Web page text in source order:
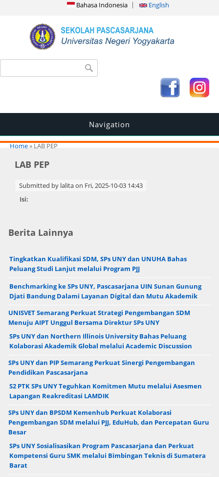
Bahasa Indonesia English
Search form
Navigation
You are here
Home» LAB PEP
LAB PEP
Submitted by lalitaon Fri, 2025-10-03 14:43
Isi:
Berita Lainnya
Tingkatkan Kualifikasi SDM, SPs UNY dan UNUHA Bahas
Peluang Studi Lanjut melalui Program PJJ
Benchmarking ke SPs UNY, Pascasarjana UIN Sunan Gunung
Djati Bandung Dalami Layanan Digital dan Mutu Akademik
UNISVET Semarang Perkuat Strategi Pengembangan SDM
Menuju AIPT Unggul Bersama Direktur SPs UNY
SPs UNY dan Northern Illinois University Bahas Peluang
Kolaborasi Akademik Global melalui Academic Discussion
SPs UNY dan PIP Semarang Perkuat Sinergi Pengembangan
Pendidikan Pascasarjana
S2 PTK SPs UNY Teguhkan Komitmen Mutu melalui Asesmen
Lapangan Reakreditasi LAMDIK
SPs UNY dan BPSDM Kemenhub Perkuat Kolaborasi
Pengembangan SDM melalui PJJ, EduHub, dan Percepatan Guru
Besar
SPs UNY Sosialisasikan Program Pascasarjana dan Perkuat
Kompetensi Guru SMK melalui Bimbingan Teknis di Sumatera
Barat